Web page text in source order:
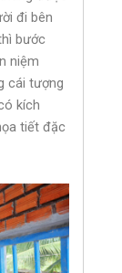
đi bên
bước
niệm
cái tượng
kích
tiết đặc